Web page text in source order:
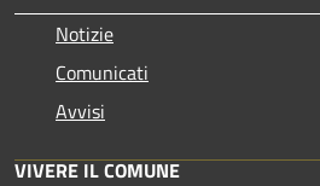
Notizie
Comunicati
Avvisi
VIVERE IL COMUNE